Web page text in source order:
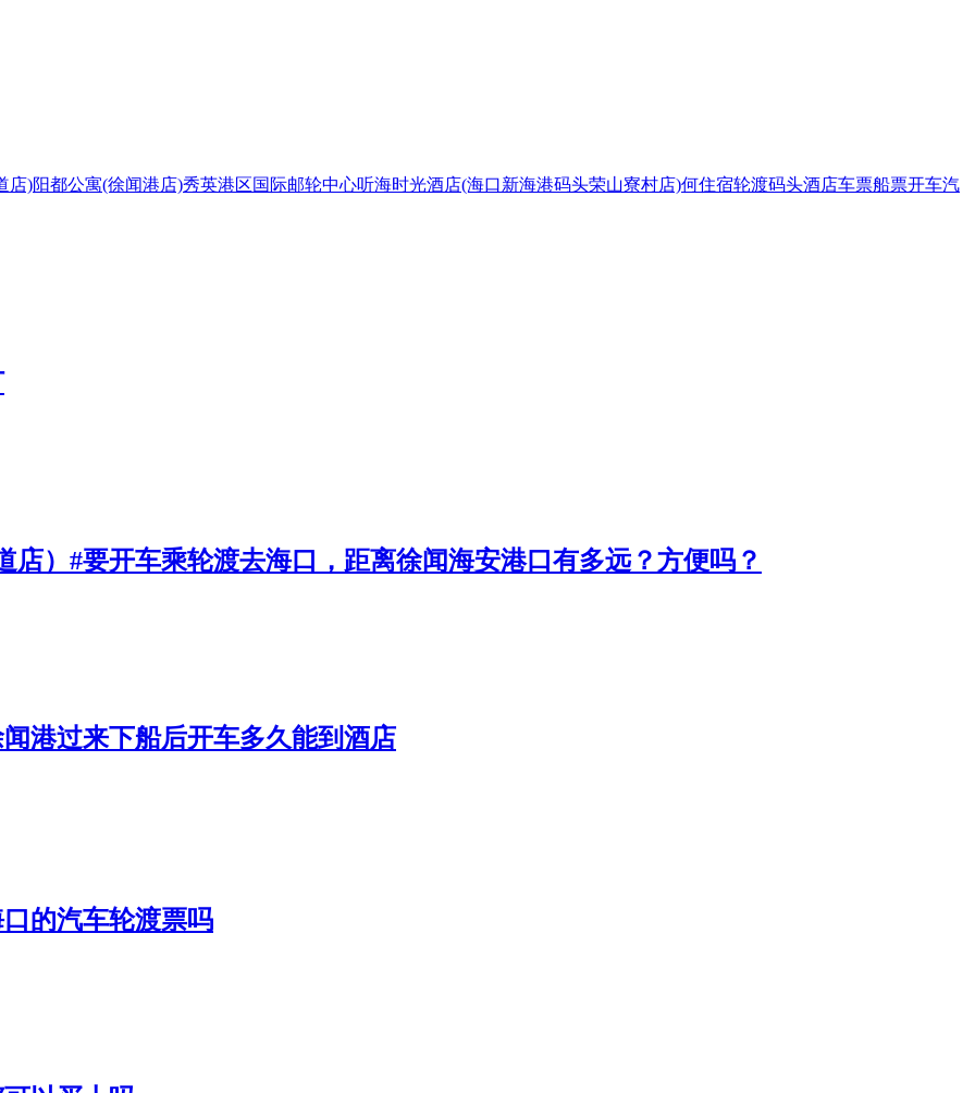
店)阳都公寓(徐闻港店)秀英港区国际邮轮中心听海时光酒店(海口新海港码头荣山寮村店)何住宿轮渡码头酒店车票船票开车汽
店）#要开车乘轮渡去海口，距离徐闻海安港口有多远？方便吗？
港过来下船后开车多久能到酒店
的汽车轮渡票吗